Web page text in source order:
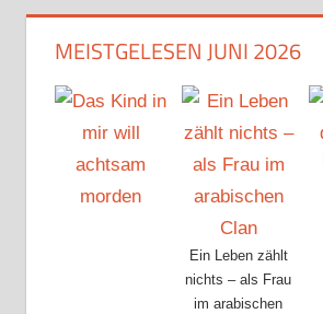
MEISTGELESEN JUNI 2026
Ein Leben zählt
nichts – als Frau
im arabischen